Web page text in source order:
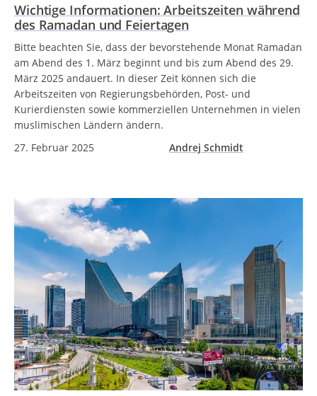
Wichtige Informationen: Arbeitszeiten während
des Ramadan und Feiertagen
Bitte beachten Sie, dass der bevorstehende Monat Ramadan
am Abend des 1. März beginnt und bis zum Abend des 29.
März 2025 andauert. In dieser Zeit können sich die
Arbeitszeiten von Regierungsbehörden, Post- und
Kurierdiensten sowie kommerziellen Unternehmen in vielen
muslimischen Ländern ändern.
27. Februar 2025
Andrej Schmidt